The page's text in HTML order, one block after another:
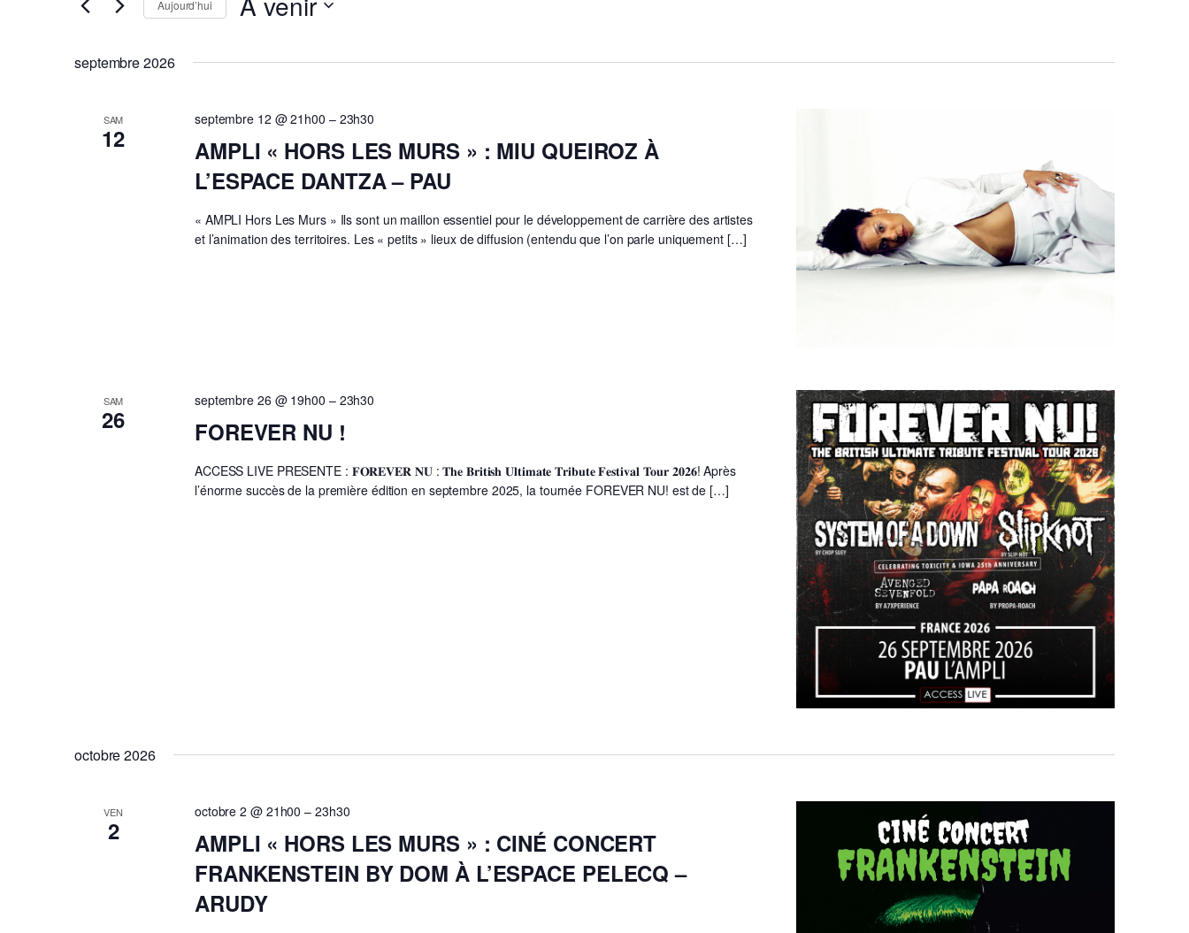
de
Évènements
Rechercher
par
clé.
Aujourd’hui
une
septembre 2026
SAM
12
AMPLI « HORS LES MURS » : MIU QUEIROZ À
L’ESPACE DANTZA – PAU
septembre 12 @ 21h00 – 23h30
« AMPLI Hors Les Murs » Ils sont un maillon essentiel pour le développement de carrière des artistes
et l’animation des territoires. Les « petits » lieux de diffusion (entendu que l’on parle uniquement […]
SAM
26 FOREVER NU !
septembre 26 @ 19h00 – 23h30
ACCESS LIVE PRESENTE : 𝐅𝐎𝐑𝐄𝐕𝐄𝐑 𝐍𝐔 : 𝐓𝐡𝐞 𝐁𝐫𝐢𝐭𝐢𝐬𝐡 𝐔𝐥𝐭𝐢𝐦𝐚𝐭𝐞 𝐓𝐫𝐢𝐛𝐮𝐭𝐞 𝐅𝐞𝐬𝐭𝐢𝐯𝐚𝐥 𝐓𝐨𝐮𝐫 𝟐𝟎𝟐𝟔! Après
l’énorme succès de la première édition en septembre 2025, la tournée FOREVER NU! est de […]
octobre 2026
VEN
2
AMPLI « HORS LES MURS » : CINÉ CONCERT
FRANKENSTEIN BY DOM À L’ESPACE PELECQ –
ARUDY
octobre 2 @ 21h00 – 23h30